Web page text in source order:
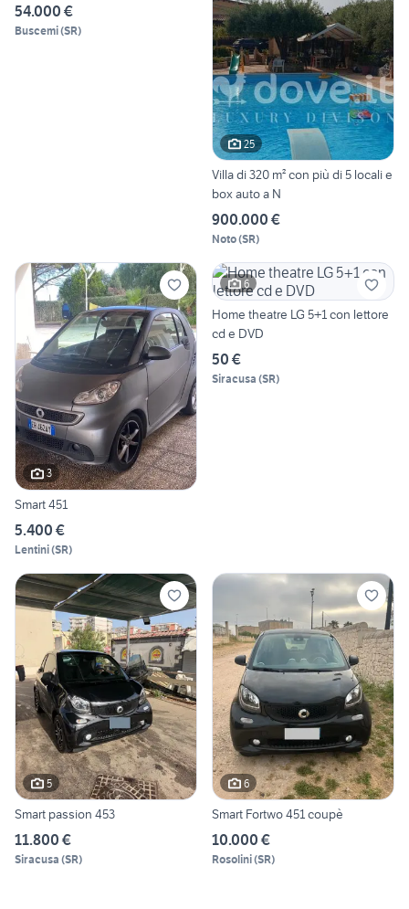
54.000 €
Buscemi(SR)
25
Villa di 320 m² con più di 5 locali e
box auto a N
900.000 €
Noto(SR)
3
Smart 451
5.400 €
Lentini(SR)
6
Home theatre LG 5+1 con lettore
cd e DVD
50 €
Siracusa (SR)
5
Smart passion 453
11.800 €
Siracusa (SR)
6
Smart Fortwo 451 coupè
10.000 €
Rosolini(SR)